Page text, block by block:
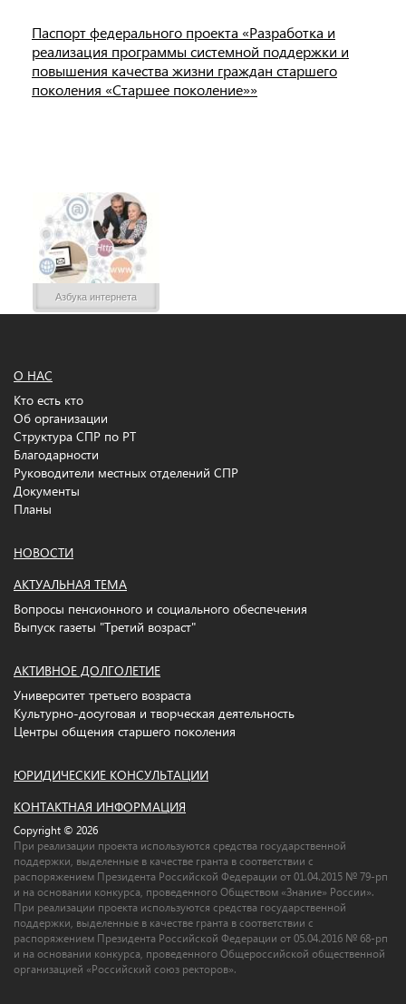
Паспорт федерального проекта «Разработка и
реализация программы системной поддержки и
повышения качества жизни граждан старшего
поколения «Старшее поколение»»
Азбука интернета
О НАС
Кто есть кто
Об организации
Структура СПР по РТ
Благодарности
Руководители местных отделений СПР
Документы
Планы
НОВОСТИ
АКТУАЛЬНАЯ ТЕМА
Вопросы пенсионного и социального обеспечения
Выпуск газеты "Третий возраст"
АКТИВНОЕ ДОЛГОЛЕТИЕ
Университет третьего возраста
Культурно-досуговая и творческая деятельность
Центры общения старшего поколения
ЮРИДИЧЕСКИЕ КОНСУЛЬТАЦИИ
КОНТАКТНАЯ ИНФОРМАЦИЯ
Copyright © 2026
При реализации проекта используются средства государственной
поддержки, выделенные в качестве гранта в соответствии c
распоряжением Президента Российской Федерации от 01.04.2015 № 79-рп
и на основании конкурса, проведенного Обществом «Знание» России».
При реализации проекта используются средства государственной
поддержки, выделенные в качестве гранта в соответствии c
распоряжением Президента Российской Федерации от 05.04.2016 № 68-рп
и на основании конкурса, проведенного Общероссийской общественной
организацией «Российский союз ректоров».